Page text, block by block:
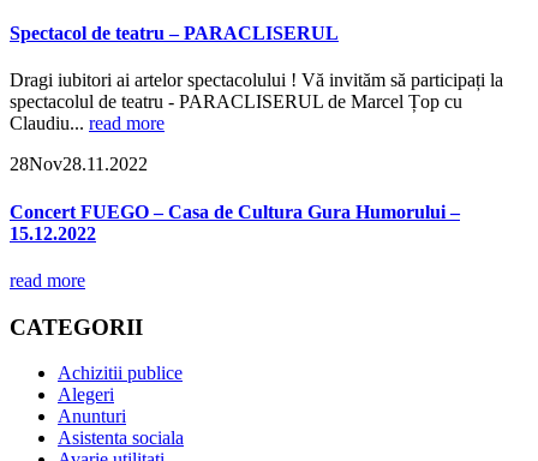
Spectacol de teatru – PARACLISERUL
Dragi iubitori ai artelor spectacolului ! Vă invităm să participați la
spectacolul de teatru - PARACLISERUL de Marcel Țop cu
Claudiu... read more
28Nov28.11.2022
Concert FUEGO – Casa de Cultura Gura Humorului –
15.12.2022
read more
CATEGORII
Achizitii publice
Alegeri
Anunturi
Asistenta sociala